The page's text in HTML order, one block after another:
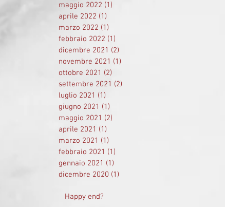
maggio 2022 (1)
aprile 2022 (1)
marzo 2022 (1)
febbraio 2022 (1)
dicembre 2021 (2)
novembre 2021 (1)
ottobre 2021 (2)
settembre 2021 (2)
luglio 2021 (1)
giugno 2021 (1)
maggio 2021 (2)
aprile 2021 (1)
marzo 2021 (1)
febbraio 2021 (1)
gennaio 2021 (1)
dicembre 2020 (1)
Happy end?